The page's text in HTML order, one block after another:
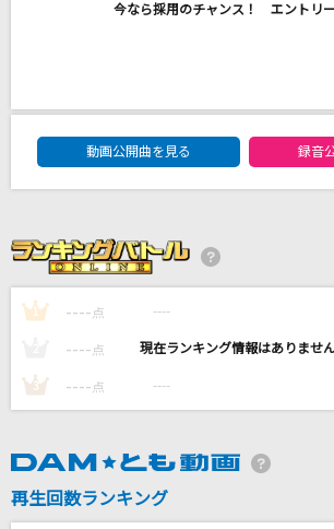
ドラマツルギー
柊マグネタイト
アンドロイドガール
謝肉祭
緑黄色社会
今なら採用のチャンス！ エントリ
DAM★ともボーカルエントリーラ
動画公開曲を見る
録音
1 ---- 点 ----
---- 点 ----
3 ---- 点 ----
再生回数ランキング